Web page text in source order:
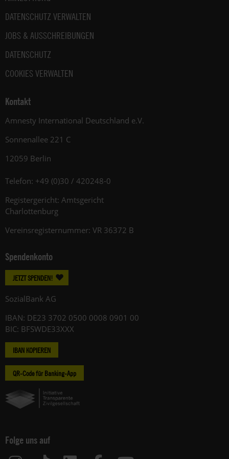
DATENSCHUTZ VERWALTEN
JOBS & AUSSCHREIBUNGEN
DATENSCHUTZ
COOKIES VERWALTEN
Kontakt
Amnesty International Deutschland e.V.
Sonnenallee 221 C
12059 Berlin
Telefon: +49 (0)30 / 420248-0
Registergericht: Amtsgericht
Charlottenburg
Vereinsregisternummer: VR 36372 B
Spendenkonto
JETZT SPENDEN!
SozialBank AG
IBAN: DE23 3702 0500 0008 0901 00
BIC: BFSWDE33XXX
IBAN KOPIEREN
QR-Code für Banking-App
Folge uns auf